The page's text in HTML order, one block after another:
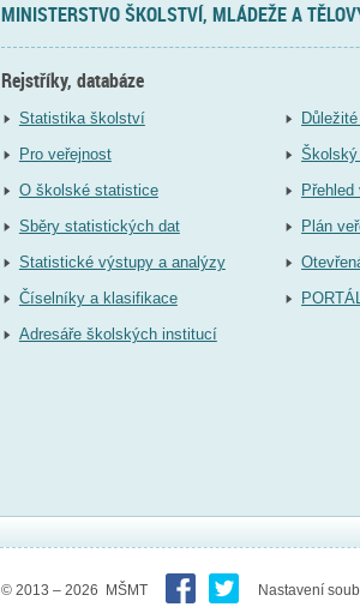
MINISTERSTVO ŠKOLSTVÍ, MLÁDEŽE A
Rejstříky, databáze
Statistika školství
Pro veřejnost
O školské statistice
Sběry statistických dat
Statistické výstupy a analýzy
Číselníky a klasifikace
Adresáře školských institucí
Plán
© 2013 – 2026 MŠMT Nastavení